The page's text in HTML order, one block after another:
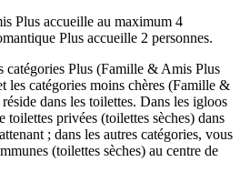
Plus accueille au maximum 4
Plus accueille 2 personnes.
catégories Plus (Famille & Amis Plus
les catégories moins chères (Famille &
dans les toilettes. Dans les igloos
toilettes privées (toilettes sèches) dans
; dans les autres catégories, vous
(toilettes sèches) au centre de